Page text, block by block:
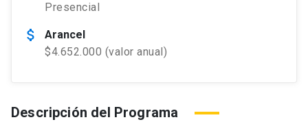
Descripción del Programa
Presencial
attach_money
Arancel
$4.652.000 (valor anual)